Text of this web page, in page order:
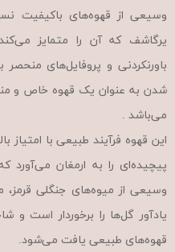
وسیعی از قهوه‌های باکیفیت
یرگاشف که آن را متمایز
باورنکردنی و پروفایل‌های
شدن به عنوان یک قهوه خاص و
می‌باشد .
این قهوه فرآیند طبیعی با
پیچیده‌ای را به ارمغان می‌آورد
وسیعی از میوه‌های جنگلی
یادآور گل‌ها را برخوردار است
قهوه‌های طبیعی یافت می‌شود.